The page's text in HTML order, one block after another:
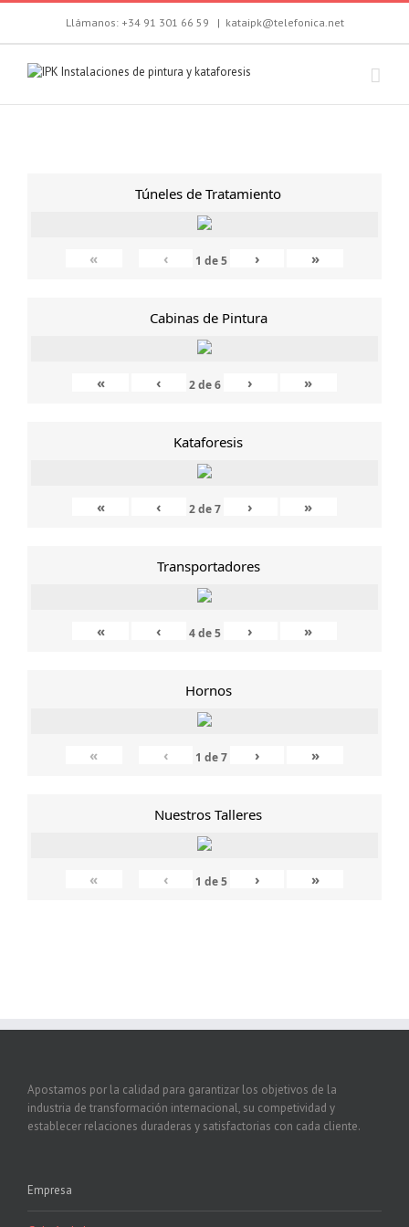
Llámanos: +34 91 301 66 59 | kataipk@telefonica.net
Túneles de Tratamiento
« ‹ 1 de5 › »
Cabinas de Pintura
« ‹ 2de6 › »
Kataforesis
« ‹ 2de7 › »
Transportadores
« ‹ 4de5 › »
Hornos
« ‹ 1 de7 › »
Nuestros Talleres
« ‹ 1 de5 › »
Apostamos por la calidad para garantizar los objetivos de la
industria de transformación internacional, su competividad y
establecer relaciones duraderas y satisfactorias con cada cliente.
Empresa